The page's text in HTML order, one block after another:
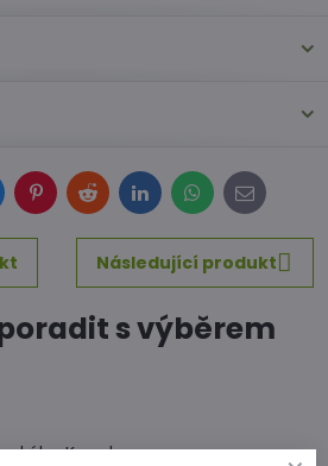
PinterestRedditLinkedInWhatsApp
E-
mail
Následující produkt
s výběrem
Krumlova